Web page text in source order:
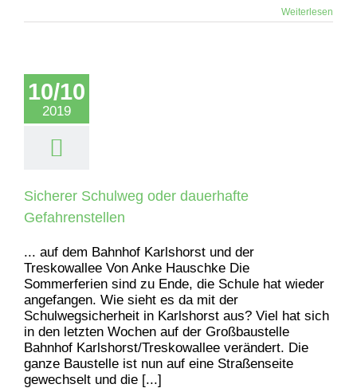
Weiterlesen
10/10
2019
Sicherer Schulweg oder dauerhafte
Gefahrenstellen
... auf dem Bahnhof Karlshorst und der
Treskowallee Von Anke Hauschke Die
Sommerferien sind zu Ende, die Schule hat wieder
angefangen. Wie sieht es da mit der
Schulwegsicherheit in Karlshorst aus? Viel hat sich
in den letzten Wochen auf der Großbaustelle
Bahnhof Karlshorst/Treskowallee verändert. Die
ganze Baustelle ist nun auf eine Straßenseite
gewechselt und die [...]